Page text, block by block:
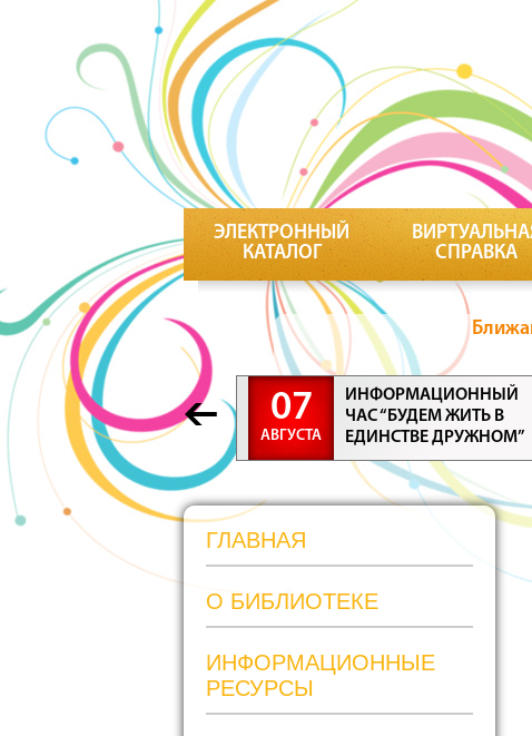
ЭЛЕКТРОННЫЙ
КАТАЛОГ
СПРАВКА
07
АВГУСТА
ИНФОРМАЦИОННЫЙ
ЧАС “БУДЕМ ЖИТЬ В
ЕДИНСТВЕ ДРУЖНОМ”
ГЛАВНАЯ
О БИБЛИОТЕКЕ
ИНФОРМАЦИОННЫЕ
РЕСУРСЫ